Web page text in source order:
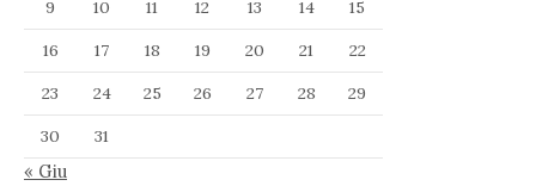
9
10 11 12 13 14
15
16
17 18 19 20 21
22
23
24 25 26 27 28
29
30
31
« Giu